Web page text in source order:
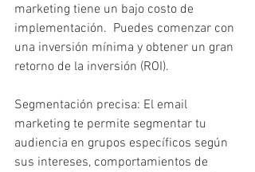
marketing tiene un bajo costo de
implementación.  Puedes comenzar con
una inversión mínima y obtener un gran
retorno de la inversión (ROI).
Segmentación precisa: El email
marketing te permite segmentar tu
audiencia en grupos específicos según
sus intereses, comportamientos de